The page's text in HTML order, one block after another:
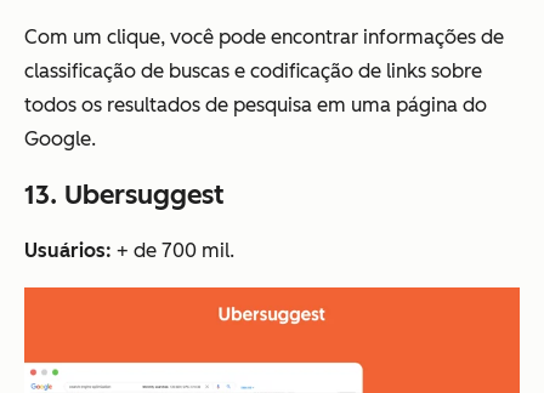
Com um clique, você pode encontrar informações de
classificação de buscas e codificação de links sobre
todos os resultados de pesquisa em uma página do
Google.
13. Ubersuggest
Usuários: + de 700 mil.